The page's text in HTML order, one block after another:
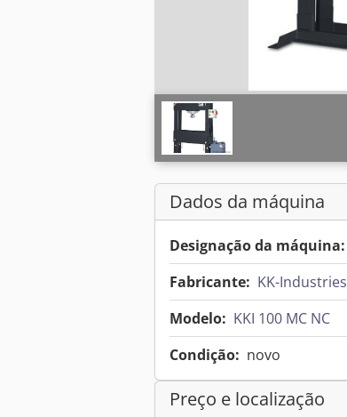
Dados da máquina
Designação da máquina:
Fabricante: KK-Industries
Modelo: KKI 100 MC NC
Condição: novo
Preço e localização